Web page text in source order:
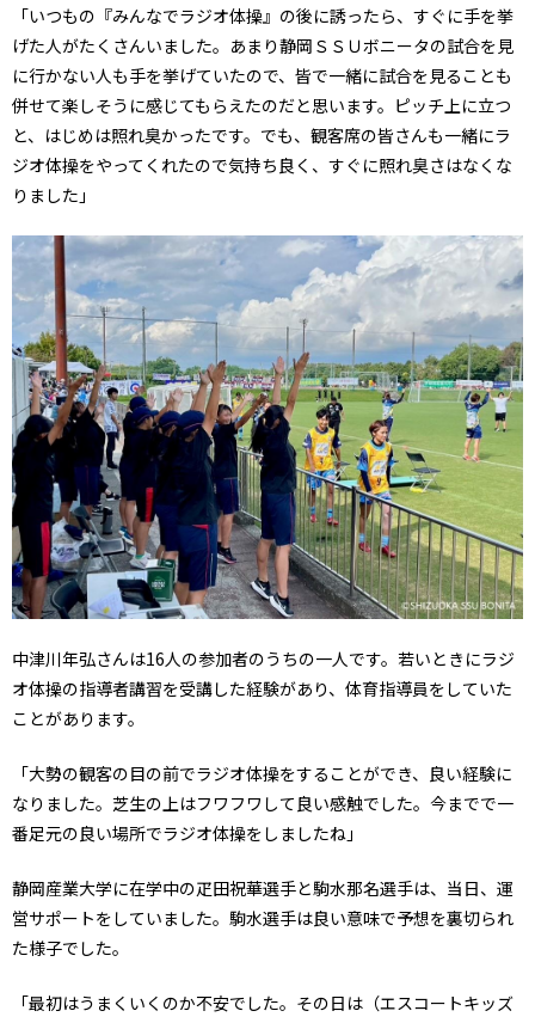
「いつもの『みんなでラジオ体操』の後に誘ったら、すぐに手を挙
げた人がたくさんいました。あまり静岡ＳＳＵボニータの試合を見
に行かない人も手を挙げていたので、皆で一緒に試合を見ることも
併せて楽しそうに感じてもらえたのだと思います。ピッチ上に立つ
と、はじめは照れ臭かったです。でも、観客席の皆さんも一緒にラ
ジオ体操をやってくれたので気持ち良く、すぐに照れ臭さはなくな
りました」
中津川年弘さんは16人の参加者のうちの一人です。若いときにラジ
オ体操の指導者講習を受講した経験があり、体育指導員をしていた
ことがあります。
「大勢の観客の目の前でラジオ体操をすることができ、良い経験に
なりました。芝生の上はフワフワして良い感触でした。今までで一
番足元の良い場所でラジオ体操をしましたね」
静岡産業大学に在学中の疋田祝華選手と駒水那名選手は、当日、運
営サポートをしていました。駒水選手は良い意味で予想を裏切られ
た様子でした。
「最初はうまくいくのか不安でした。その日は（エスコートキッズ